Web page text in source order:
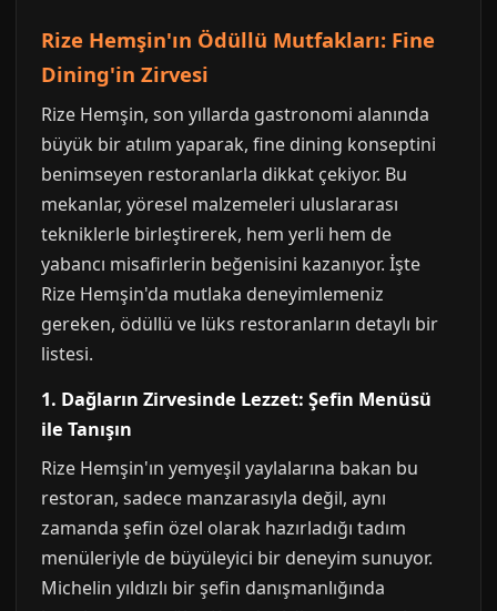
Rize Hemşin'ın Ödüllü Mutfakları: Fine
Dining'in Zirvesi
Rize Hemşin, son yıllarda gastronomi alanında
büyük bir atılım yaparak, fine dining konseptini
benimseyen restoranlarla dikkat çekiyor. Bu
mekanlar, yöresel malzemeleri uluslararası
tekniklerle birleştirerek, hem yerli hem de
yabancı misafirlerin beğenisini kazanıyor. İşte
Rize Hemşin'da mutlaka deneyimlemeniz
gereken, ödüllü ve lüks restoranların detaylı bir
listesi.
1. Dağların Zirvesinde Lezzet: Şefin Menüsü
ile Tanışın
Rize Hemşin'ın yemyeşil yaylalarına bakan bu
restoran, sadece manzarasıyla değil, aynı
zamanda şefin özel olarak hazırladığı tadım
menüleriyle de büyüleyici bir deneyim sunuyor.
Michelin yıldızlı bir şefin danışmanlığında